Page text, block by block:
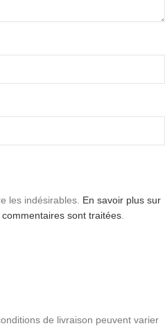
les indésirables. En savoir plus sur
sont traitées.
de livraison peuvent varier